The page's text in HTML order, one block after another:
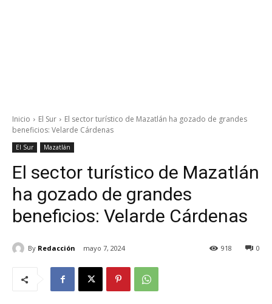
Inicio El Sur
El sector turístico de Mazatlán ha gozado de grandes
beneficios: Velarde Cárdenas
El Sur Mazatlán
El sector turístico de Mazatlán
ha gozado de grandes
beneficios: Velarde Cárdenas
By Redacción mayo 7, 2024 0
918